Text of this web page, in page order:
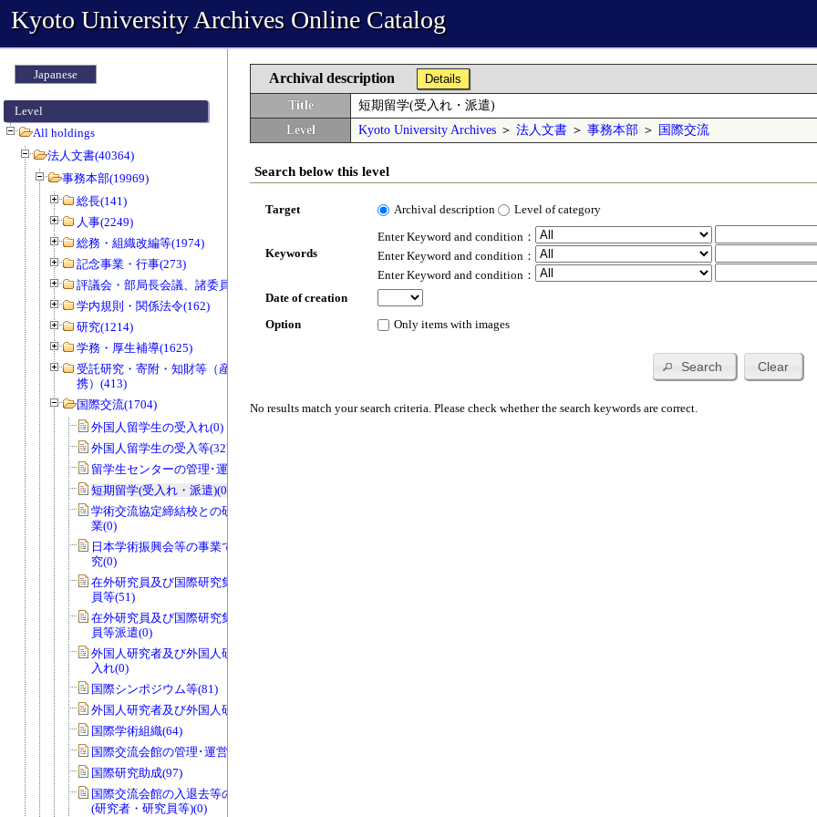
Kyoto University Archives Online Catalog
Japanese
Level
All holdings
法人文書(40364)
事務本部(19969)
総長(141)
人事(2249)
総務・組織改編等(1974)
記念事業・行事(273)
評議会・部局長会議、諸委員会等(1466)
学内規則・関係法令(162)
研究(1214)
学務・厚生補導(1625)
受託研究・寄附・知財等（産官学連
携）(413)
国際交流(1704)
外国人留学生の受入れ(0)
外国人留学生の受入等(32)
留学生センターの管理･運営(0)
短期留学(受入れ・派遣)(0)
学術交流協定締結校との研究者交流事
業(0)
日本学術振興会等の事業で国際協力研
究(0)
在外研究員及び国際研究集会派遣研究
員等(51)
在外研究員及び国際研究集会派遣研究
員等派遣(0)
外国人研究者及び外国人研究員等の受
入れ(0)
国際シンポジウム等(81)
外国人研究者及び外国人研究員等(47)
国際学術組織(64)
国際交流会館の管理･運営等(0)
国際研究助成(97)
国際交流会館の入退去等の届出・許可
(研究者・研究員等)(0)
Archival description
Details
Title
短期留学(受入れ・派遣)
Level
Kyoto University Archives ＞ 法人文書 ＞ 事務本部 ＞ 国際交流
Search below this level
Target Archival description Level of category
Keywords
Enter Keyword and condition：
Enter Keyword and condition：
Enter Keyword and condition：
Date of creation
Option
Only items with images
Search Clear
No results match your search criteria. Please check whether the search keywords are correct.